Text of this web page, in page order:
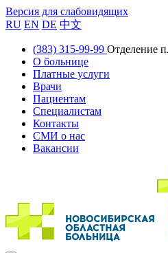
Версия для слабовидящих
RU EN DE 中文
(383) 315-99-99 Отделение
О больнице
Платные услуги
Врачи
Пациентам
Специалистам
Контакты
СМИ о нас
Вакансии